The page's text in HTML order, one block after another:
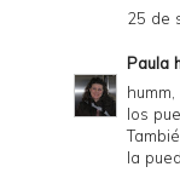
25 de
Paula
los
la